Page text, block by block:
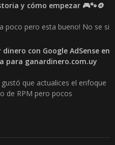
y cómo empezar 🎮🐾🪙
poco pero esta bueno! No se si
con Google AdSense en
para ganardinero.com.uy
que actualices el enfoque
de RPM pero pocos